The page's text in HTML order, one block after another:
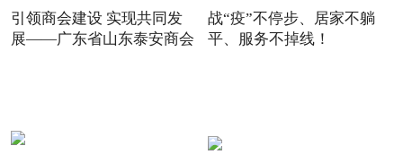
引领商会建设 实现共同发
展——广东省山东泰安商会
战“疫”不停步、居家不躺
平、服务不掉线！